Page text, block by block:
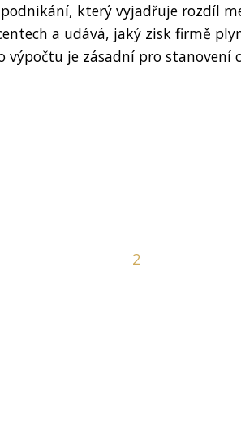
který vyjadřuje rozdíl
a udává, jaký zisk firmě
výpočtu je zásadní pro
2